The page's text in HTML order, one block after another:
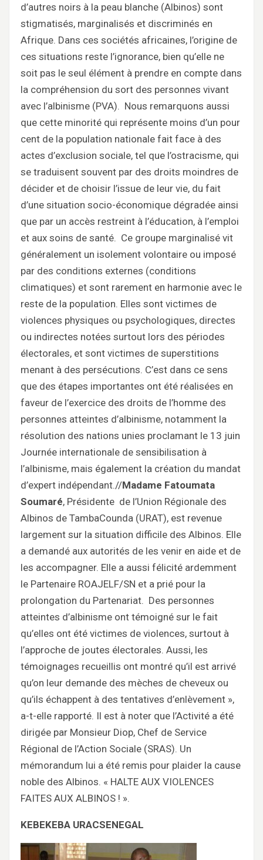
d’autres noirs à la peau blanche (Albinos) sont
stigmatisés, marginalisés et discriminés en
Afrique. Dans ces sociétés africaines, l’origine de
ces situations reste l’ignorance, bien qu’elle ne
soit pas le seul élément à prendre en compte dans
la compréhension du sort des personnes vivant
avec l’albinisme (PVA). Nous remarquons aussi
que cette minorité qui représente moins d’un pour
cent de la population nationale fait face à des
actes d’exclusion sociale, tel que l’ostracisme, qui
se traduisent souvent par des droits moindres de
décider et de choisir l’issue de leur vie, du fait
d’une situation socio-économique dégradée ainsi
que par un accès restreint à l’éducation, à l’emploi
et aux soins de santé. Ce groupe marginalisé vit
généralement un isolement volontaire ou imposé
par des conditions externes (conditions
climatiques) et sont rarement en harmonie avec le
reste de la population. Elles sont victimes de
violences physiques ou psychologiques, directes
ou indirectes notées surtout lors des périodes
électorales, et sont victimes de superstitions
menant à des persécutions. C’est dans ce sens
que des étapes importantes ont été réalisées en
faveur de l’exercice des droits de l’homme des
personnes atteintes d’albinisme, notamment la
résolution des nations unies proclamant le 13 juin
Journée internationale de sensibilisation à
l’albinisme, mais également la création du mandat
d’expert indépendant.//Madame Fatoumata
Soumaré, Présidente de l’Union Régionale des
Albinos de TambaCounda (URAT), est revenue
largement sur la situation difficile des Albinos. Elle
a demandé aux autorités de les venir en aide et de
les accompagner. Elle a aussi félicité ardemment
le Partenaire ROAJELF/SN et a prié pour la
prolongation du Partenariat. Des personnes
atteintes d’albinisme ont témoigné sur le fait
qu’elles ont été victimes de violences, surtout à
l’approche de joutes électorales. Aussi, les
témoignages recueillis ont montré qu’il est arrivé
qu’on leur demande des mèches de cheveux ou
qu’ils échappent à des tentatives d’enlèvement »,
a-t-elle rapporté. Il est à noter que l’Activité a été
dirigée par Monsieur Diop, Chef de Service
Régional de l’Action Sociale (SRAS). Un
mémorandum lui a été remis pour plaider la cause
noble des Albinos. « HALTE AUX VIOLENCES
FAITES AUX ALBINOS ! ».
KEBEKEBA URACSENEGAL